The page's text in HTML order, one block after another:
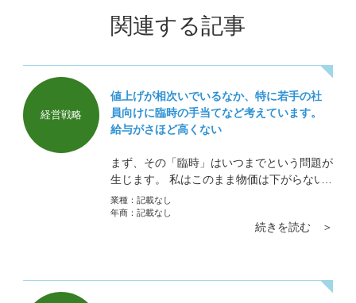
関連する記事
経営戦略
値上げが相次いでいるなか、特に若手の社
員向けに臨時の手当てなど考えています。
給与がさほど高くない
まず、その「臨時」はいつまでという問題が
生じます。 私はこのまま物価は下がらない
のではと感じています。いまの
業種： 記載なし
年商： 記載なし
続きを読む ＞